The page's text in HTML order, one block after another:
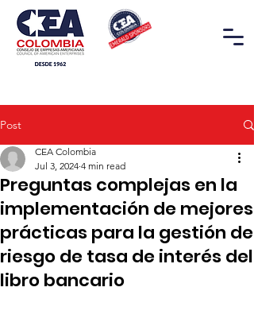
Post
Preguntas complejas en la
implementación de mejores
prácticas para la gestión de
riesgo de tasa de interés del
libro bancario
CEA Colombia
Jul 3, 2024 4 min read